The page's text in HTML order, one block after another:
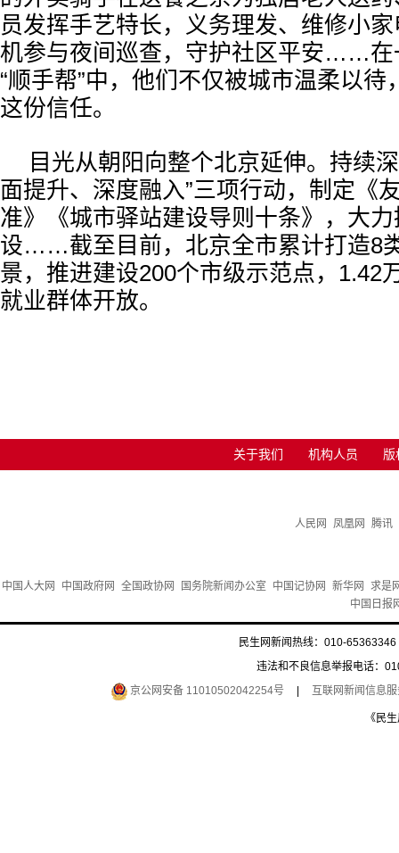
员发挥手艺特长，义务理发、维修小
机参与夜间巡查，守护社区平安……在
“顺手帮”中，他们不仅被城市温柔以待
这份信任。
目光从朝阳向整个北京延伸。持续
面提升、深度融入”三项行动，制定《
准》《城市驿站建设导则十条》，大力
设……截至目前，北京全市累计打造8
景，推进建设200个市级示范点，1.42
就业群体开放。
关于我们 机构人员 版
人民网 凤凰网 腾讯
中国人大网 中国政府网 全国政协网 国务院新闻办公室 中国记协网 新华网
求是
中国日报
民生网新闻热线：010-
违法和不良信息举报电话：
京公网安备 11010502042254号
互联网新闻信息
《民